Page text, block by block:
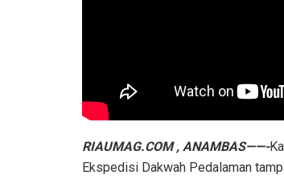
RIAUMAG.COM , ANAMBAS——-
Ekspedisi Dakwah Pedalaman